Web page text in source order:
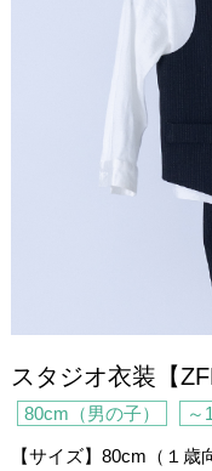
スタジオ衣装【
80cm（男の子） ～
【サイズ】80cm（１